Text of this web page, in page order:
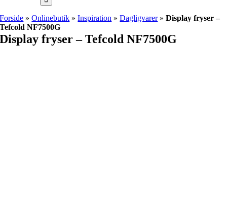
Forside »Onlinebutik »Inspiration »Dagligvarer»Display fryser –
Tefcold NF7500G
Display fryser – Tefcold NF7500G